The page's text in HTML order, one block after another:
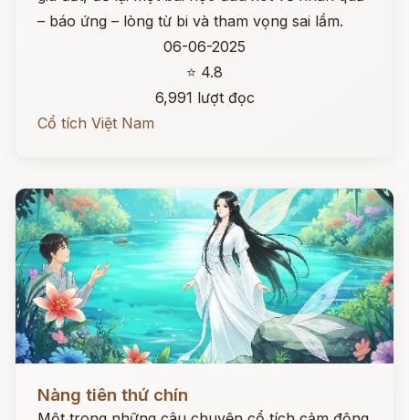
– báo ứng – lòng từ bi và tham vọng sai lầm.
06-06-2025
⭐ 4.8
6,991 lượt đọc
Cổ tích Việt Nam
Nàng tiên thứ chín